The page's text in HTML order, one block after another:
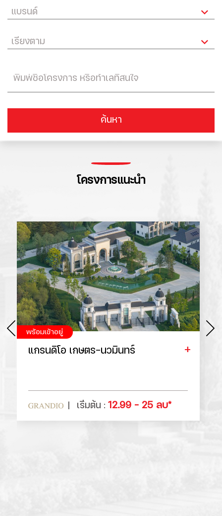
ค้นหา
โครงการแนะนำ
พร้อมเข้าอยู่
แกรนดิโอ เกษตร-นวมินทร์
เริ่มต้น :12.99 - 25 ลบ*